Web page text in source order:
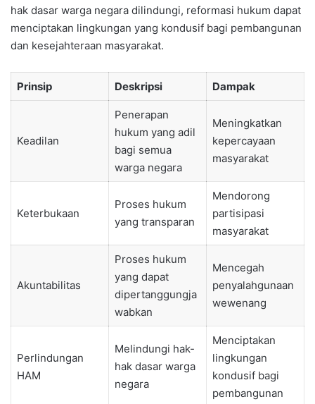
hak dasar warga negara dilindungi, reformasi hukum dapat
menciptakan lingkungan yang kondusif bagi pembangunan
dan kesejahteraan masyarakat.
Prinsip Deskripsi Dampak
Keadilan
Penerapan
hukum yang adil
bagi semua
warga negara
Meningkatkan
kepercayaan
masyarakat
Keterbukaan
Proses hukum
yang transparan
Mendorong
partisipasi
masyarakat
Akuntabilitas
Proses hukum
yang dapat
dipertanggungja
wabkan
Mencegah
penyalahgunaan
wewenang
Perlindungan
HAM
Melindungi hak-
hak dasar warga
negara
Menciptakan
lingkungan
kondusif bagi
pembangunan